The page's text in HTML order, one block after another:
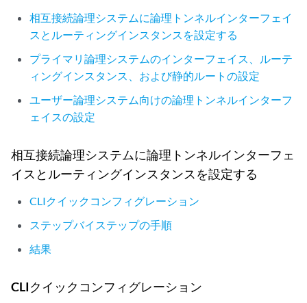
相互接続論理システムに論理トンネルインターフェイ
スとルーティングインスタンスを設定する
プライマリ論理システムのインターフェイス、ルーテ
ィングインスタンス、および静的ルートの設定
ユーザー論理システム向けの論理トンネルインターフ
ェイスの設定
相互接続論理システムに論理トンネルインターフェ
イスとルーティングインスタンスを設定する
CLIクイックコンフィグレーション
ステップバイステップの手順
結果
CLIクイックコンフィグレーション